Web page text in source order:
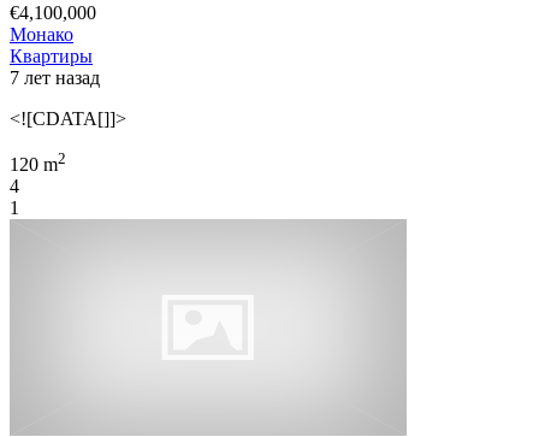
€4,100,000
Монако
Квартиры
7 лет назад
<![CDATA[]]>
120 m2
4
1